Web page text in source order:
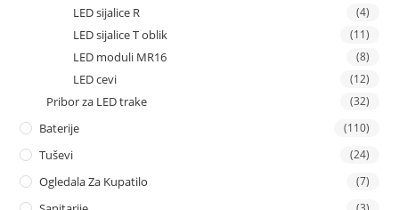
LED sijalice R (4)
LED sijalice T oblik (11)
LED moduli MR16 (8)
LED cevi (12)
Pribor za LED trake (32)
Baterije (110)
Tuševi (24)
Ogledala Za Kupatilo (7)